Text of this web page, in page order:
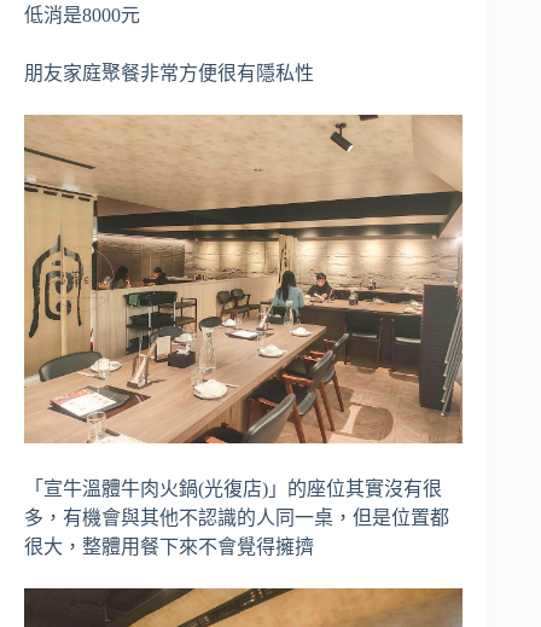
低消是8000元
朋友家庭聚餐非常方便很有隱私性
「宣牛溫體牛肉火鍋(光復店)」的座位其實沒有很
多，有機會與其他不認識的人同一桌，但是位置都
很大，整體用餐下來不會覺得擁擠